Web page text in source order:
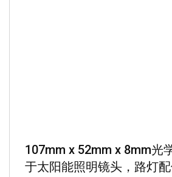
107mm x 52mm x 8mm光
于太阳能照明镜头，路灯